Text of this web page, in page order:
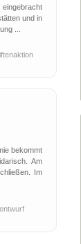
und in
...
bekommt
Am
Im